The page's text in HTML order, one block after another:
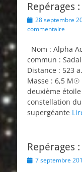
Repérages
Posted
on
28 septembre
commentaire
Nom : Alpha
commun :
Distance : 523
Masse : 6,5
deuxième
constellation du
supergéante
Repérages
Posted
7 septembre